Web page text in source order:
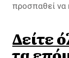
προσπαθεί να
Δείτε